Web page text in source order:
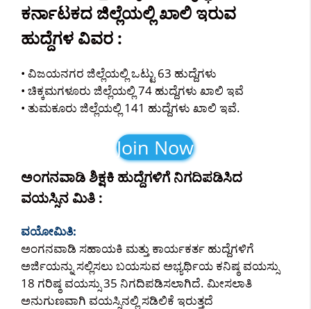
ಕರ್ನಾಟಕದ ಜಿಲ್ಲೆಯಲ್ಲಿ ಖಾಲಿ ಇರುವ
ಹುದ್ದೆಗಳ ವಿವರ :
• ವಿಜಯನಗರ ಜಿಲ್ಲೆಯಲ್ಲಿ ಒಟ್ಟು 63 ಹುದ್ದೆಗಳು
• ಚಿಕ್ಕಮಗಳೂರು ಜಿಲ್ಲೆಯಲ್ಲಿ 74 ಹುದ್ದೆಗಳು ಖಾಲಿ ಇವೆ
• ತುಮಕೂರು ಜಿಲ್ಲೆಯಲ್ಲಿ 141 ಹುದ್ದೆಗಳು ಖಾಲಿ ಇವೆ.
Join Now
ಅಂಗನವಾಡಿ ಶಿಕ್ಷಕಿ ಹುದ್ದೆಗಳಿಗೆ ನಿಗದಿಪಡಿಸಿದ
ವಯಸ್ಸಿನ ಮಿತಿ :
ವಯೋಮಿತಿ:
ಅಂಗನವಾಡಿ ಸಹಾಯಕಿ ಮತ್ತು ಕಾರ್ಯಕರ್ತ ಹುದ್ದೆಗಳಿಗೆ
ಅರ್ಜಿಯನ್ನು ಸಲ್ಲಿಸಲು ಬಯಸುವ ಅಭ್ಯರ್ಥಿಯ ಕನಿಷ್ಠ ವಯಸ್ಸು
18 ಗರಿಷ್ಠ ವಯಸ್ಸು 35 ನಿಗದಿಪಡಿಸಲಾಗಿದೆ. ಮೀಸಲಾತಿ
ಅನುಗುಣವಾಗಿ ವಯಸ್ಸಿನಲ್ಲಿ ಸಡಿಲಿಕೆ ಇರುತ್ತದೆ